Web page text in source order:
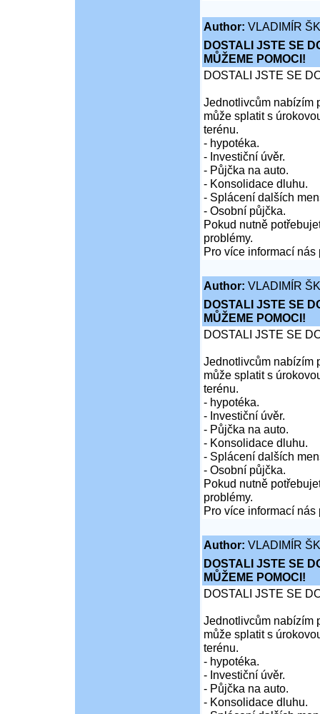
Author: VLADIMÍR
DOSTALI JSTE SE
MŮŽEME POMOCI!
DOSTALI JSTE SE
Jednotlivcům nabízím
může splatit s
terénu.
- hypotéka.
- Investiční úvěr.
- Půjčka na auto.
- Konsolidace dluhu.
- Splácení dalších
- Osobní půjčka.
Pokud nutně
problémy.
Pro více informací nás
Author: VLADIMÍR
DOSTALI JSTE SE
MŮŽEME POMOCI!
DOSTALI JSTE SE
Jednotlivcům nabízím
může splatit s
terénu.
- hypotéka.
- Investiční úvěr.
- Půjčka na auto.
- Konsolidace dluhu.
- Splácení dalších
- Osobní půjčka.
Pokud nutně
problémy.
Pro více informací nás
Author: VLADIMÍR
DOSTALI JSTE SE
MŮŽEME POMOCI!
DOSTALI JSTE SE
Jednotlivcům nabízím
může splatit s
terénu.
- hypotéka.
- Investiční úvěr.
- Půjčka na auto.
- Konsolidace dluhu.